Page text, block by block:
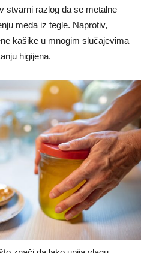
stvarni razlog da se metalne
meda iz tegle. Naprotiv,
kašike u mnogim slučajevima
higijena.